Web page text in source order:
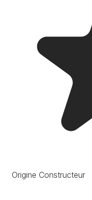
Origine Constructeur